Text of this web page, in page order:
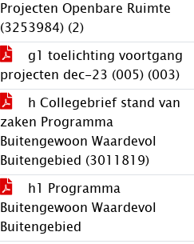
Projecten Openbare Ruimte
(3253984) (2)
g1 toelichting voortgang
projecten dec-23 (005) (003)
h Collegebrief stand van
zaken Programma
Buitengewoon Waardevol
Buitengebied (3011819)
h1 Programma
Buitengewoon Waardevol
Buitengebied